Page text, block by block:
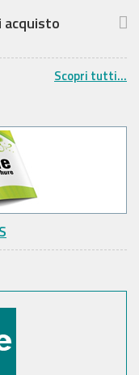
acquisto
Scopri tutti...